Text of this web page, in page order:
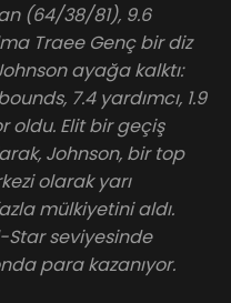
(64/38/81), 9.6
Traee Genç bir diz
ayağa kalktı:
7.4 yardımcı, 1.9
oldu. Elit bir geçiş
Johnson, bir top
olarak yarı
mülkiyetini aldı.
seviyesinde
para kazanıyor.